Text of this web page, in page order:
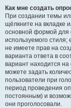
Как мне создать
При создании темы
щёлкните на вкладке
основной формой для
используемого
не имеете прав на
варианта ответа в
вариант находится на
можете задать
пользователи при
период проведения
постоянным) и
они проголосовали.